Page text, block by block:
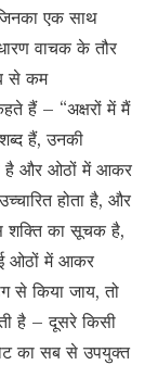
एक साथ
वाचक के तौर
से कम
हैं – “अक्षरों में मैं
हैं, उनकी
है और ओठों में आकर
होता है, और
शक्ति का सूचक है,
ओठों में आकर
से किया जाय, तो
है – दूसरे किसी
का सब से उपयुक्त